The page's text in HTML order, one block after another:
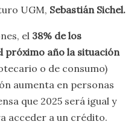
UGM, Sebastián Sichel.
el 38% de los
próximo año la situación
o de consumo)
aumenta en personas
que 2025 será igual y
acceder a un crédito.